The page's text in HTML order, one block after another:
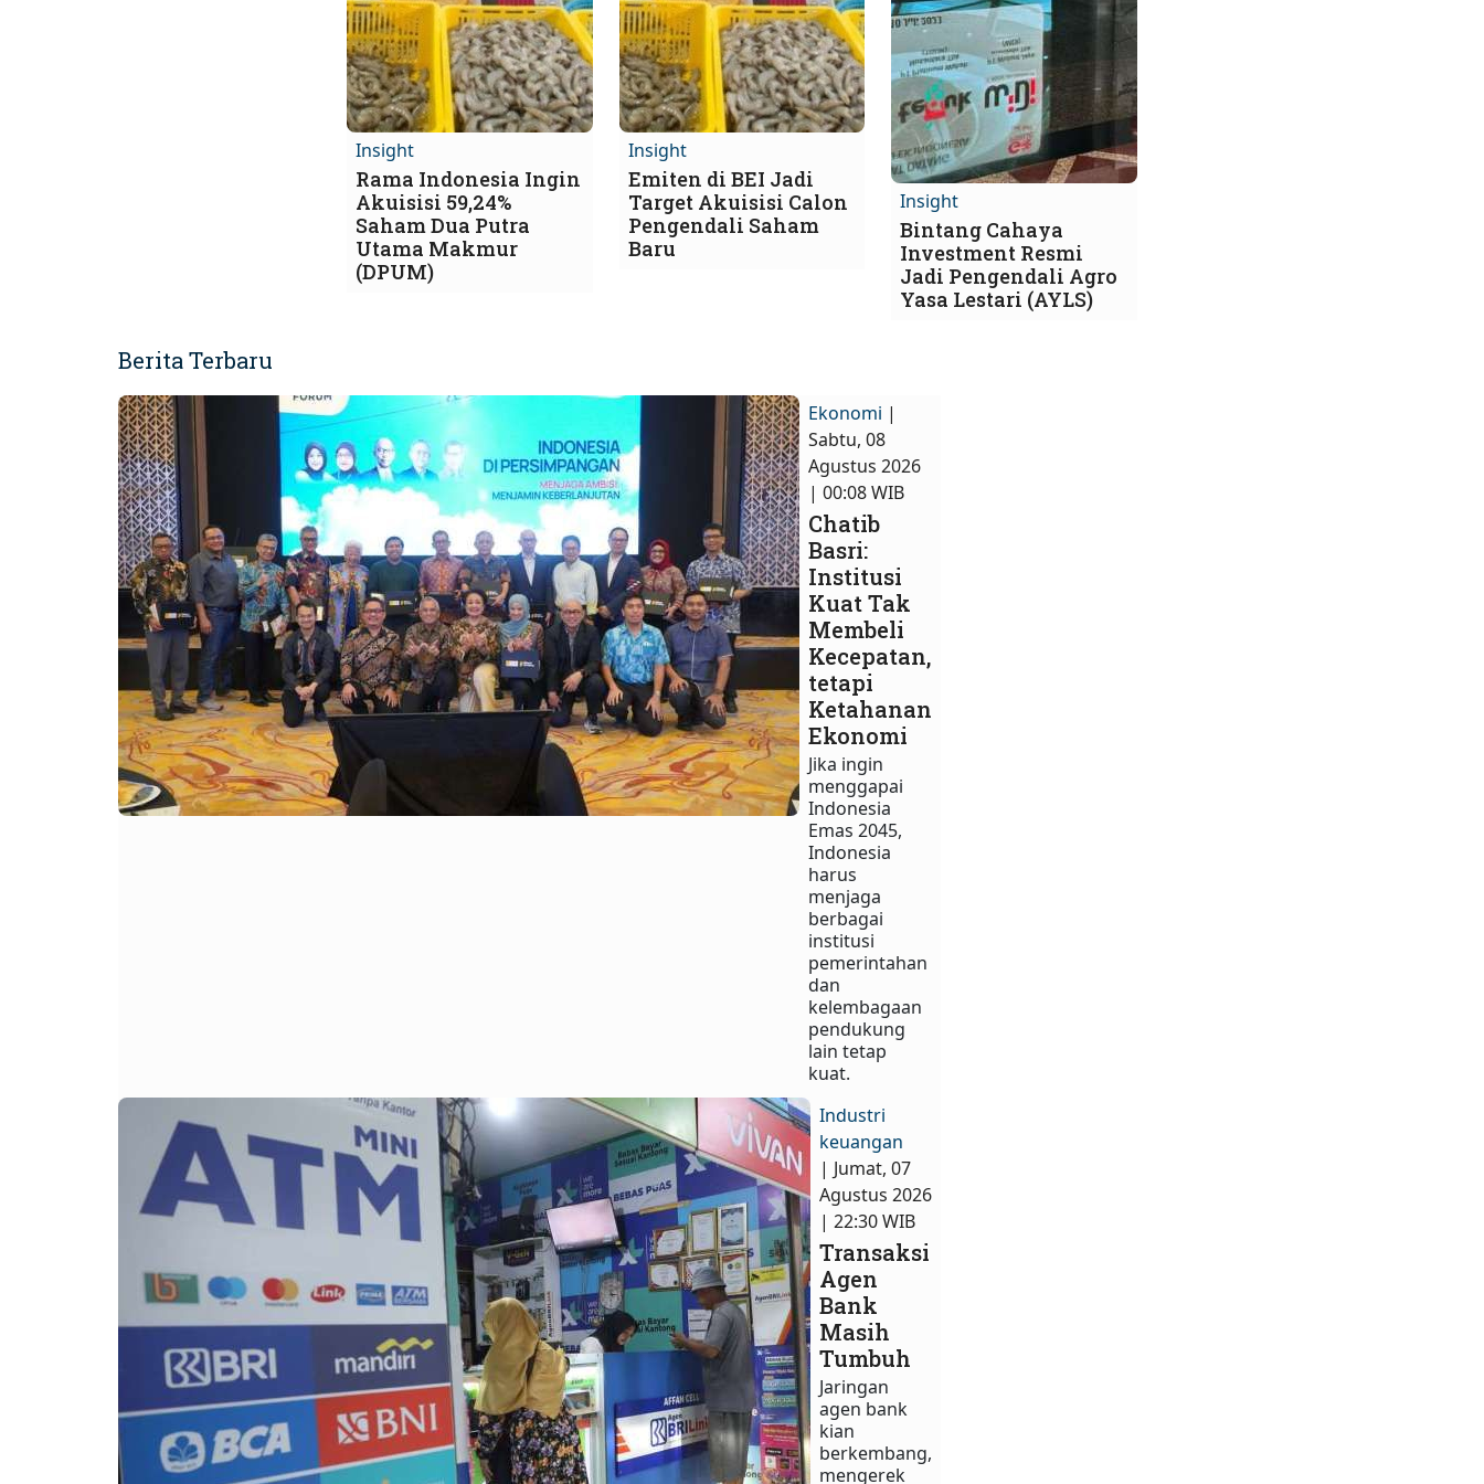
Insight
Rama Indonesia Ingin
Akuisisi 59,24%
Saham Dua Putra
Utama Makmur
(DPUM)
Insight
Emiten di BEI Jadi
Target Akuisisi Calon
Pengendali Saham
Baru
Insight
Bintang Cahaya
Investment Resmi
Jadi Pengendali Agro
Yasa Lestari (AYLS)
Berita Terbaru
Ekonomi |
Sabtu, 08
Agustus 2026
| 00:08 WIB
Chatib
Basri:
Institusi
Kuat Tak
Membeli
Kecepatan,
tetapi
Ketahanan
Ekonomi
Jika ingin
menggapai
Indonesia
Emas 2045,
Indonesia
harus
menjaga
berbagai
institusi
pemerintahan
dan
kelembagaan
pendukung
lain tetap
kuat.
Industri
keuangan
| Jumat, 07
Agustus 2026
| 22:30 WIB
Transaksi
Agen
Bank
Masih
Tumbuh
Jaringan
agen bank
kian
berkembang,
mengerek